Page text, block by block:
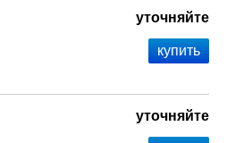
уточняйте
уточняйте